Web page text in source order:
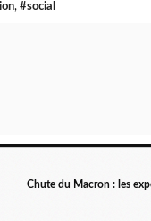
, #social
Chute du Macron : les